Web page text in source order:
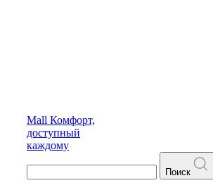
Mall Комфорт,
доступный
каждому
Поиск